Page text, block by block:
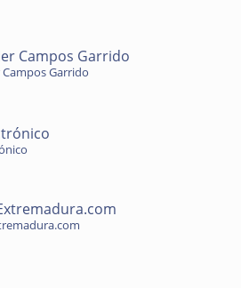
Campos Garrido
Campos Garrido